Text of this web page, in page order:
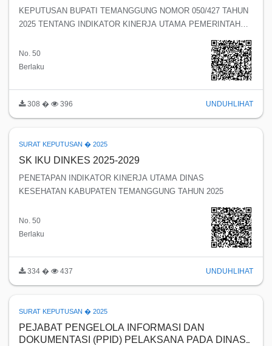
KEPUTUSAN BUPATI TEMANGGUNG NOMOR 050/427 TAHUN
2025 TENTANG INDIKATOR KINERJA UTAMA PEMERINTAH
No. 50
Berlaku
308 � 396 UNDUH LIHAT
SURAT KEPUTUSAN � 2025
SK IKU DINKES 2025-2029
PENETAPAN INDIKATOR KINERJA UTAMA DINAS
KESEHATAN KABUPATEN TEMANGGUNG TAHUN 2025
No. 50
Berlaku
334 � 437 UNDUH LIHAT
SURAT KEPUTUSAN � 2025
PEJABAT PENGELOLA INFORMASI DAN
DOKUMENTASI (PPID) PELAKSANA PADA DINAS